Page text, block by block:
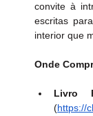
convite à
escritas
interior que
Onde
Livro
(https://